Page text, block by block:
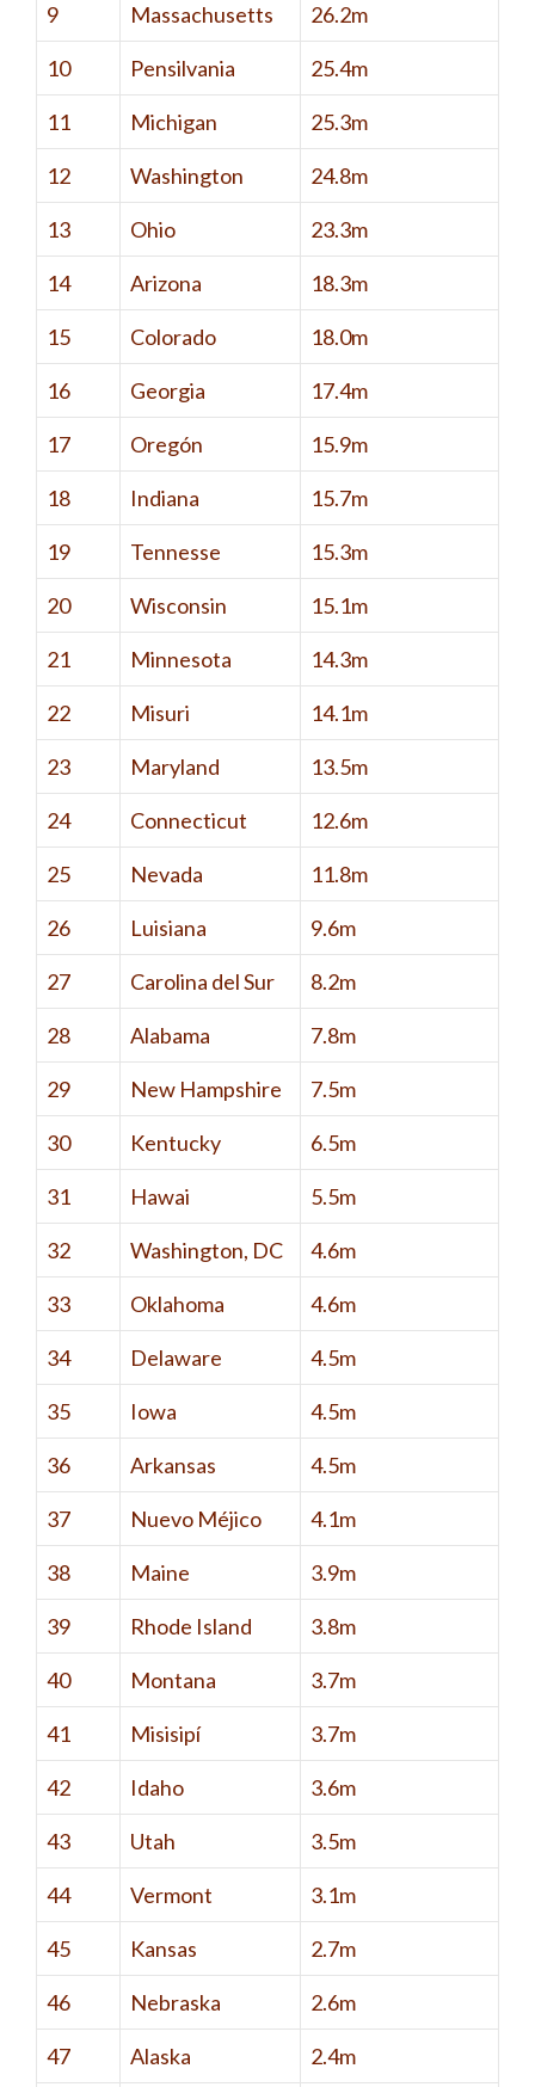
9 Massachusetts 26.2m
10 Pensilvania 25.4m
11 Michigan 25.3m
12 Washington 24.8m
13 Ohio 23.3m
14 Arizona 18.3m
15 Colorado 18.0m
16 Georgia 17.4m
17 Oregón 15.9m
18 Indiana 15.7m
19 Tennesse 15.3m
20 Wisconsin 15.1m
21 Minnesota 14.3m
22 Misuri 14.1m
23 Maryland 13.5m
24 Connecticut 12.6m
25 Nevada 11.8m
26 Luisiana 9.6m
27 Carolina del Sur 8.2m
28 Alabama 7.8m
29 New Hampshire 7.5m
30 Kentucky 6.5m
31 Hawai 5.5m
32 Washington, DC 4.6m
33 Oklahoma 4.6m
34 Delaware 4.5m
35 Iowa 4.5m
36 Arkansas 4.5m
37 Nuevo Méjico 4.1m
38 Maine 3.9m
39 Rhode Island 3.8m
40 Montana 3.7m
41 Misisipí 3.7m
42 Idaho 3.6m
43 Utah 3.5m
44 Vermont 3.1m
45 Kansas 2.7m
46 Nebraska 2.6m
47 Alaska 2.4m